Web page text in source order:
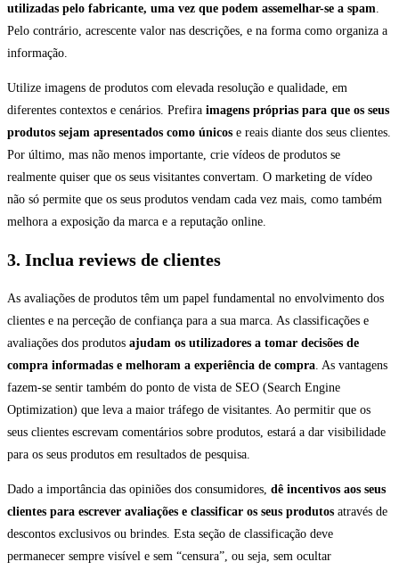
utilizadas pelo fabricante, uma vez que podem assemelhar-se a spam
Pelo contrário, acrescente valor nas descrições, e na forma como organiza a
informação.
Utilize imagens de produtos com elevada resolução e qualidade, em
diferentes contextos e cenários. Prefira imagens próprias para que os seus
produtos sejam apresentados como únicos e reais diante dos seus clientes.
Por último, mas não menos importante, crie vídeos de produtos se
realmente quiser que os seus visitantes convertam. O marketing de vídeo
não só permite que os seus produtos vendam cada vez mais, como também
melhora a exposição da marca e a reputação online.
3. Inclua reviews de clientes
As avaliações de produtos têm um papel fundamental no envolvimento dos
clientes e na perceção de confiança para a sua marca. As classificações e
avaliações dos produtos ajudam os utilizadores a tomar decisões de
compra informadas e melhoram a experiência de compra . As vantagens
fazem-se sentir também do ponto de vista de SEO (Search Engine
Optimization) que leva a maior tráfego de visitantes. Ao permitir que os
seus clientes escrevam comentários sobre produtos, estará a dar visibilidade
para os seus produtos em resultados de pesquisa.
Dado a importância das opiniões dos consumidores, dê incentivos aos seus
clientes para escrever avaliações e classificar os seus produtos através de
descontos exclusivos ou brindes. Esta seção de classificação deve
permanecer sempre visível e sem “censura”, ou seja, sem ocultar